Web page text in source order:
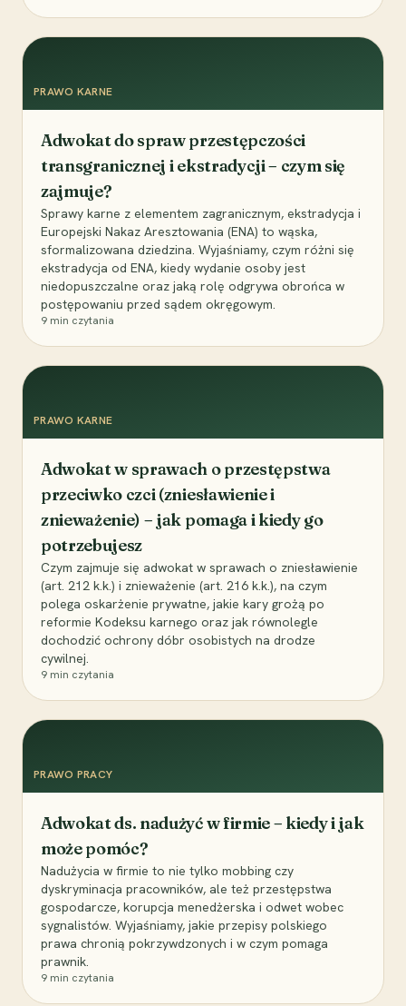
PRAWO KARNE
Adwokat do spraw przestępczości
transgranicznej i ekstradycji – czym się
zajmuje?
Sprawy karne z elementem zagranicznym, ekstradycja i
Europejski Nakaz Aresztowania (ENA) to wąska,
sformalizowana dziedzina. Wyjaśniamy, czym różni się
ekstradycja od ENA, kiedy wydanie osoby jest
niedopuszczalne oraz jaką rolę odgrywa obrońca w
postępowaniu przed sądem okręgowym.
9 min czytania
PRAWO KARNE
Adwokat w sprawach o przestępstwa
przeciwko czci (zniesławienie i
znieważenie) – jak pomaga i kiedy go
potrzebujesz
Czym zajmuje się adwokat w sprawach o zniesławienie
(art. 212 k.k.) i znieważenie (art. 216 k.k.), na czym
polega oskarżenie prywatne, jakie kary grożą po
reformie Kodeksu karnego oraz jak równolegle
dochodzić ochrony dóbr osobistych na drodze
cywilnej.
9 min czytania
PRAWO PRACY
Adwokat ds. nadużyć w firmie – kiedy i jak
może pomóc?
Nadużycia w firmie to nie tylko mobbing czy
dyskryminacja pracowników, ale też przestępstwa
gospodarcze, korupcja menedżerska i odwet wobec
sygnalistów. Wyjaśniamy, jakie przepisy polskiego
prawa chronią pokrzywdzonych i w czym pomaga
prawnik.
9 min czytania